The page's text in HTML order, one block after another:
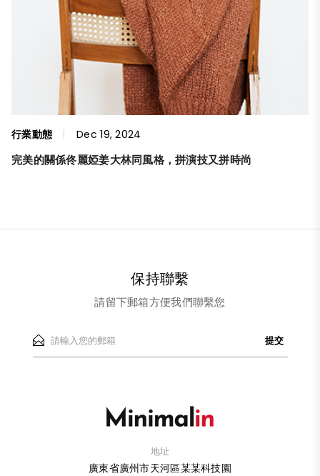
行業動態 Dec 19, 2024
完美的關係佟麗婭姜大林同風格，拼演技又拼時尚
保持聯繫
請留下郵箱方便我們聯繫您
提交
地址
廣東省廣州市天河區某某科技園